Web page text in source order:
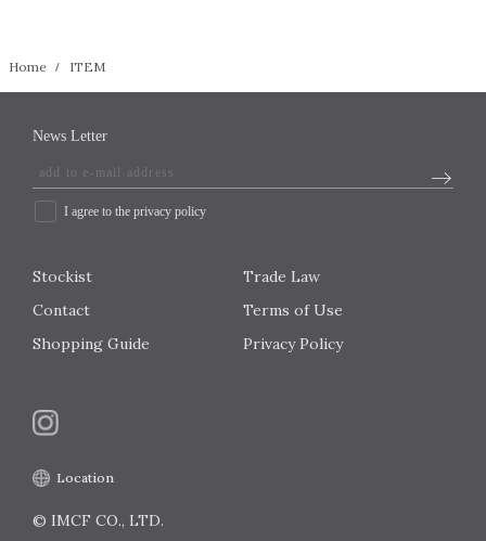
Home ITEM
News Letter
I agree to the privacy policy
Stockist
Trade Law
Contact
Terms of Use
Shopping Guide
Privacy Policy
Location
© IMCF CO., LTD.